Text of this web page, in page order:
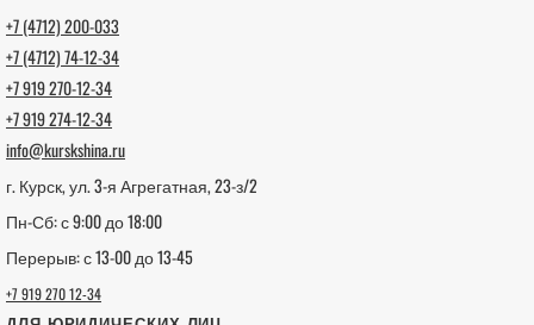
+7 (4712) 200-033
+7 (4712) 74-12-34
+7 919 270-12-34
+7 919 274-12-34
info@kurskshina.ru
г. Курск, ул. 3-я Агрегатная, 23-з/2
Пн-Сб: с 9:00 до 18:00
Перерыв: с 13-00 до 13-45
+7 919 270 12-34